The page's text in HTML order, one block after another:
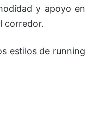
y apoyo en
corredor.
estilos de running